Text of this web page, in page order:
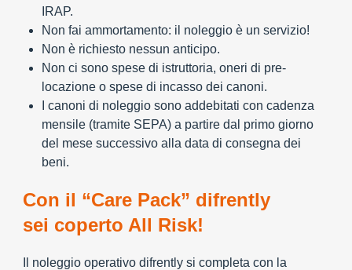
IRAP.
Non fai ammortamento: il noleggio è un servizio!
Non è richiesto nessun anticipo.
Non ci sono spese di istruttoria, oneri di pre-
locazione o spese di incasso dei canoni.
I canoni di noleggio sono addebitati con cadenza
mensile (tramite SEPA) a partire dal primo giorno
del mese successivo alla data di consegna dei
beni.
Con il “Care Pack” difrently
sei coperto All Risk!
Il noleggio operativo difrently si completa con la